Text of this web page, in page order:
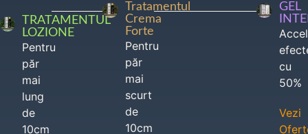
TRATAMENTUL
LOZIONE
Pentru
păr
mai
lung
de
10cm
Tratamentul
Crema
Forte
Pentru
păr
mai
scurt
de
10cm
GEL
cu
50%
Vezi